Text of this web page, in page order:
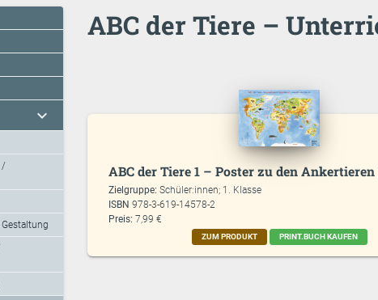
expand_more
/
ABC der Tiere –
ABC der Tiere 1 – Poster zu den
Zielgruppe:Schüler:innen; 1. Klasse
ISBN978-3-619-14578-2
Preis: 7,99 €
ZUM PRODUKT PRINT.BUCH KAUFEN